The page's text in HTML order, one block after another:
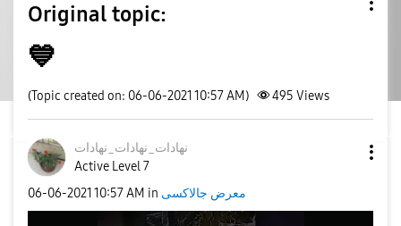
Original topic:
💙
(Topic created on: 06-06-2021 10:57 AM) 495 Views
نهادات_نهادات_نهادات
Active Level 7
‎06-06-2021 10:57 AM in معرض جالاكسى